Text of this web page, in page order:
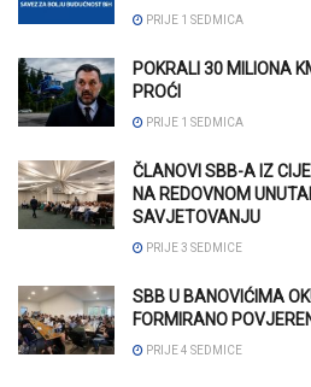
PRIJE 1 SEDMICA
POKRALI 30 MILIONA
PROĆI
PRIJE 1 SEDMICA
ČLANOVI SBB-A IZ
NA REDOVNOM
SAVJETOVANJU
PRIJE 3 SEDMICE
SBB U BANOVIĆIMA
FORMIRANO
PRIJE 4 SEDMICE